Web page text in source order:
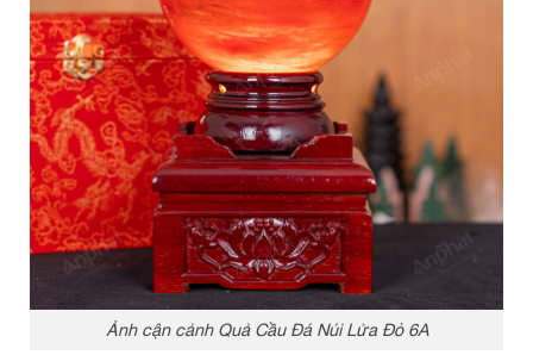
Ảnh cận cảnh Quả Cầu Đá Núi Lửa Đỏ 6A